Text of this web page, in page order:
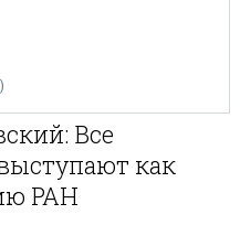
Все
как
РАН